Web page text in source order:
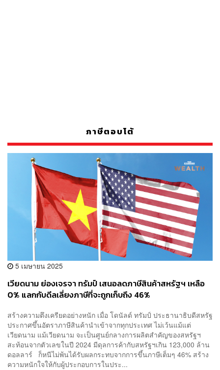
ภาษีตอบโต้
5 เมษายน 2025
เวียดนาม ย่องเจรจา ทรัมป์ เสนอลดภาษีสินค้าสหรัฐฯ เหลือ
0% แลกกับดีลเลี่ยงภาษีที่จะถูกเก็บถึง 46%
สร้างความตึงเครียดอย่างหนัก เมื่อ โดนัลด์ ทรัมป์ ประธานาธิบดีสหรัฐ
ประกาศขึ้นอัตราภาษีสินค้านำเข้าจากทุกประเทศ ไม่เว้นแม้แต่
เวียดนาม แม้เวียดนาม จะเป็นศูนย์กลางการผลิตสำคัญของสหรัฐฯ
สะท้อนจากตัวเลขในปี 2024 มีดุลการค้ากับสหรัฐฯเกิน 123,000 ล้าน
ดอลลาร์ ก็หนีไม่พ้นได้รับผลกระทบจากการขึ้นภาษีเต็มๆ 46% สร้าง
ความหนักใจให้กับผู้ประกอบการในประ...